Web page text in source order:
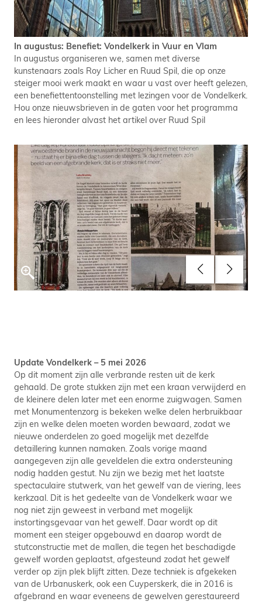
In augustus: Benefiet: Vondelkerk in Vuur en Vlam
In augustus organiseren we, samen met diverse
kunstenaars zoals Roy Licher en Ruud Spil, die op onze
steiger mooi werk maakt en waar u vast over heeft gelezen,
een benefiettentoonstelling met lezingen voor de Vondelkerk.
Hou onze nieuwsbrieven in de gaten voor het programma
en lees hieronder alvast het artikel over Ruud Spil
Update Vondelkerk – 5 mei 2026
Op dit moment zijn alle verbrande resten uit de kerk
gehaald. De grote stukken zijn met een kraan verwijderd en
de kleinere delen later met een enorme zuigwagen. Samen
met Monumentenzorg is bekeken welke delen herbruikbaar
zijn en welke delen moeten worden bewaard, zodat we
nieuwe onderdelen zo goed mogelijk met dezelfde
detaillering kunnen namaken. Zoals vorige maand
aangegeven zijn alle geveldelen die extra ondersteuning
nodig hadden gestut. Nu zijn we bezig met het laatste
spectaculaire stutwerk, van het gewelf van de viering, lees
kerkzaal. Dit is het gedeelte van de Vondelkerk waar we
nog niet zijn geweest in verband met mogelijk
instortingsgevaar van het gewelf. Daar wordt op dit
moment een steiger opgebouwd en daarop wordt de
stutconstructie met de mallen, die tegen het beschadigde
gewelf worden geplaatst, afgesteund zodat het gewelf
verder op zijn plek blijft zitten. Deze techniek is afgekeken
van de Urbanuskerk, ook een Cuyperskerk, die in 2016 is
afgebrand en waar eveneens de gewelven gerestaureerd